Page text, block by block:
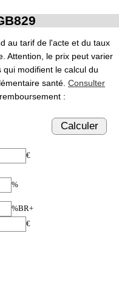
au tarif de l'acte et du taux
Attention, le prix peut varier
modifient le calcul du
santé. Consulter
:
Calculer
€
%
%BR+
€